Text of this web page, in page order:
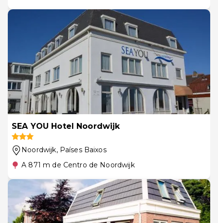
SEA YOU Hotel Noordwijk
Noordwijk, Países Baixos
A 871 m de Centro de Noordwijk